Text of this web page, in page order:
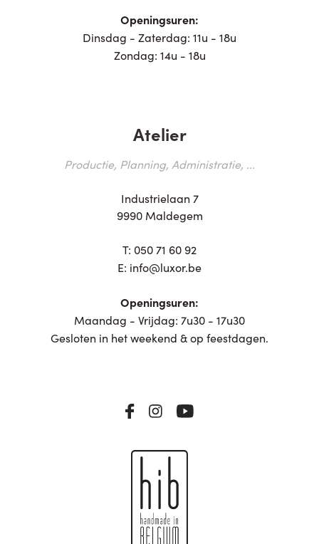
Openingsuren:
Dinsdag - Zaterdag: 11u - 18u
Zondag: 14u - 18u
Atelier
Productie, Planning, Administratie, ...
Industrielaan 7
9990 Maldegem
T: 050 71 60 92
E: info@luxor.be
Openingsuren:
Maandag - Vrijdag: 7u30 - 17u30
Gesloten in het weekend & op feestdagen.